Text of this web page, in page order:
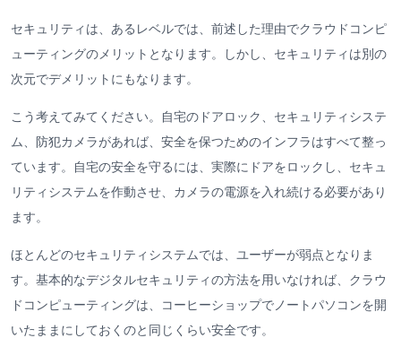
セキュリティは、あるレベルでは、前述した理由でクラウドコンピ
ューティングのメリットとなります。しかし、セキュリティは別の
次元でデメリットにもなります。
こう考えてみてください。自宅のドアロック、セキュリティシステ
ム、防犯カメラがあれば、安全を保つためのインフラはすべて整っ
ています。自宅の安全を守るには、実際にドアをロックし、セキュ
リティシステムを作動させ、カメラの電源を入れ続ける必要があり
ます。
ほとんどのセキュリティシステムでは、ユーザーが弱点となりま
す。基本的なデジタルセキュリティの方法を用いなければ、クラウ
ドコンピューティングは、コーヒーショップでノートパソコンを開
いたままにしておくのと同じくらい安全です。